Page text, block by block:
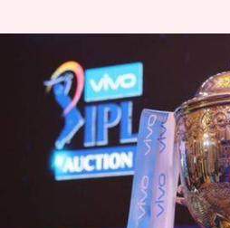
IPL 2020 की
तारीख से नाखुश हैं
Neeraj Pandey Dec 22, 2019
क्या है खबर?
इंडियन प्रीमियर लीग (IPL)